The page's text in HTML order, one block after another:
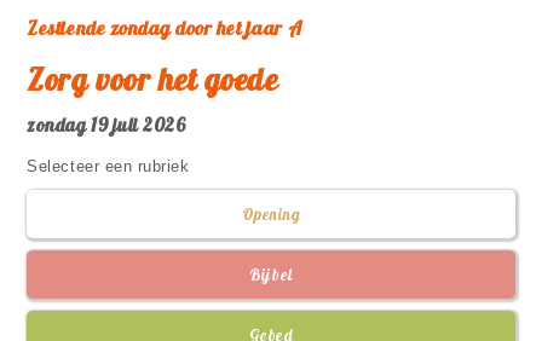
Zestiende zondag door het jaar A
Zorg voor het goede
zondag 19 juli 2026
Selecteer een rubriek
Opening
Bijbel
Gebed